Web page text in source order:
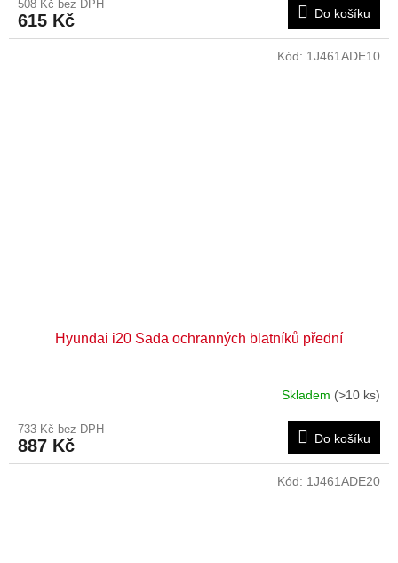
508 Kč bez DPH
615 Kč Do košíku
Hyundai i20 Sada ochranných blatníků přední
Skladem (>10 ks)
733 Kč bez DPH
887 Kč Do košíku
Kód: 1J461ADE10
Kód: 1J461ADE20